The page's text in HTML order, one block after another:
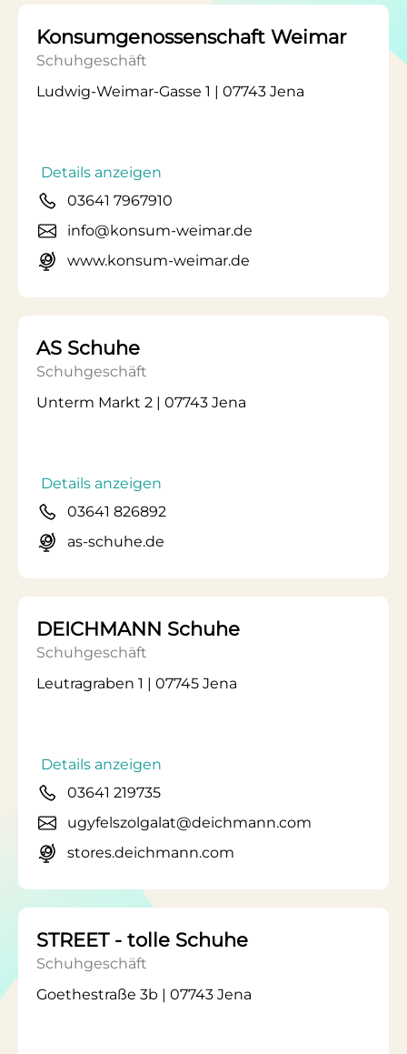
Konsumgenossenschaft Weimar
Schuhgeschäft
Ludwig-Weimar-Gasse 1 | 07743 Jena
Details anzeigen
03641 7967910
info@konsum-weimar.de
www.konsum-weimar.de
AS Schuhe
Schuhgeschäft
Unterm Markt 2 | 07743 Jena
Details anzeigen
03641 826892
as-schuhe.de
DEICHMANN Schuhe
Schuhgeschäft
Leutragraben 1 | 07745 Jena
Details anzeigen
03641 219735
ugyfelszolgalat@deichmann.com
stores.deichmann.com
STREET - tolle Schuhe
Schuhgeschäft
Goethestraße 3b | 07743 Jena